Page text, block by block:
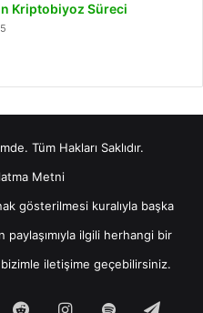
Kriptobiyoz Süreci
Tüm Hakları Saklıdır.
Metni
gösterilmesi kuralıyla başka
paylaşımıyla ilgili herhangi bir
iletişime geçebilirsiniz.